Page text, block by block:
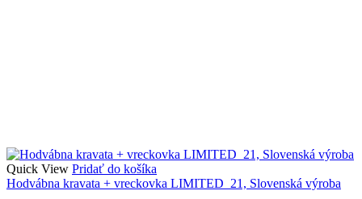
Quick View Pridať do košíka
Hodvábna kravata + vreckovka LIMITED_21, Slovenská výroba